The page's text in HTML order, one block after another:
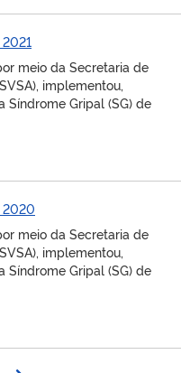
meio da Secretaria de
implementou,
Gripal (SG) de
2020
meio da Secretaria de
implementou,
Gripal (SG) de